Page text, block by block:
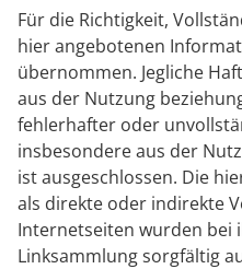
Für die Richtigkeit,
hier angebotenen
übernommen. Jegliche
aus der Nutzung
fehlerhafter oder
insbesondere aus der
ist ausgeschlossen. Die
als direkte oder indirekte
Internetseiten wurden bei
Linksammlung sorgfältig